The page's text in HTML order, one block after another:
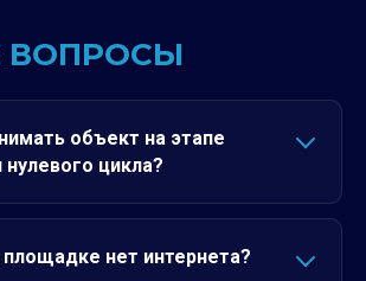
ВОПРОСЫ
объект на этапе
нулевого цикла?
нет интернета?